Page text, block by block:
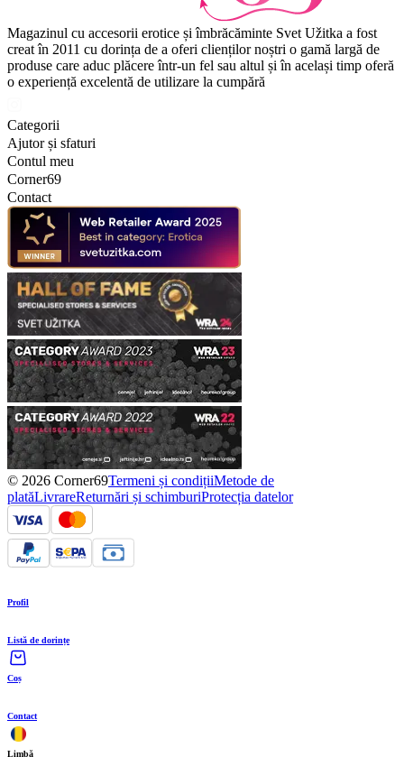
Magazinul cu accesorii erotice și îmbrăcăminte Svet Užitka a fost
creat în 2011 cu dorința de a oferi clienților noștri o gamă largă de
produse care aduc plăcere într-un fel sau altul și în același timp oferă
o experiență excelentă de utilizare la cumpără
Categorii
Ajutor și sfaturi
Contul meu
Corner69
Contact
© 2026 Corner69Termeni și condițiiMetode de
platăLivrareReturnări și schimburiProtecția datelor
Profil
Listă de dorințe
Coș
Contact
Limbă